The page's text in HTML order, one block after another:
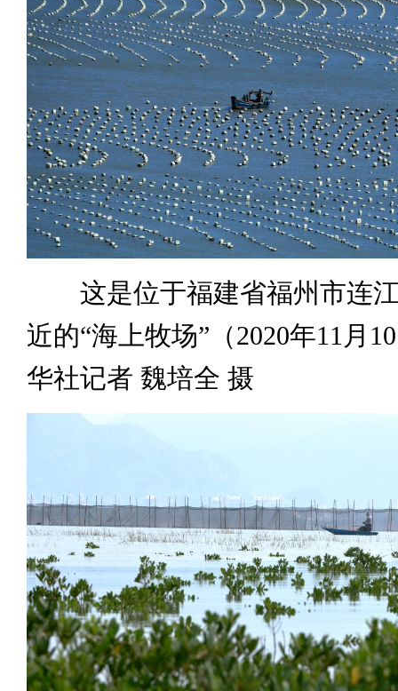
这是位于福建省福州市连江
近的“海上牧场”（2020年11月
华社记者 魏培全 摄